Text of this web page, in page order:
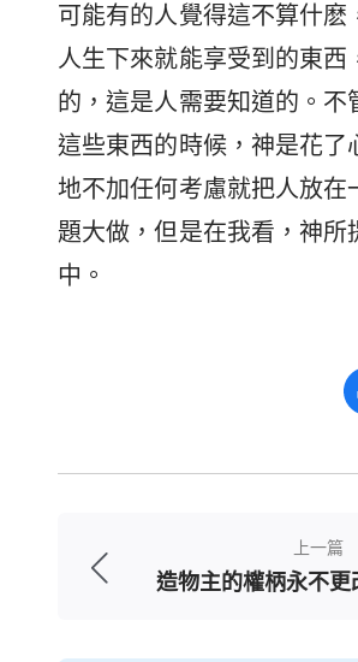
可能有的人覺得這不算什
人生下來就能享受到的東
的，這是人需要知道的。
這些東西的時候，神是花
地不加任何考慮就把人放
題大做，但是在我看，神
中。
上一篇
造物主的權柄永不更